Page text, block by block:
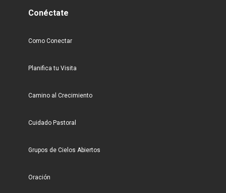
Conéctate
Como Conectar
Planifica tu Visita
Camino al Crecimiento
Cuidado Pastoral
Grupos de Cielos Abiertos
Oración